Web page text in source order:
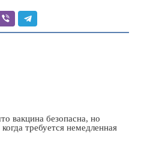
вакцина безопасна, но
требуется немедленная